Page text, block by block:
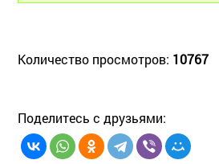
Количество просмотров: 10767
Поделитесь с друзьями: